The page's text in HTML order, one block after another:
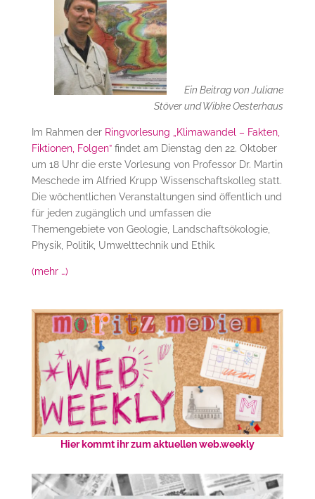
Ein Beitrag von Juliane
Stöver und Wibke Oesterhaus
Im Rahmen der Ringvorlesung „Klimawandel – Fakten,
Fiktionen, Folgen” findet am Dienstag den 22. Oktober
um 18 Uhr die erste Vorlesung von Professor Dr. Martin
Meschede im Alfried Krupp Wissenschaftskolleg statt.
Die wöchentlichen Veranstaltungen sind öffentlich und
für jeden zugänglich und umfassen die
Themengebiete von Geologie, Landschaftsökologie,
Physik, Politik, Umwelttechnik und Ethik.
(mehr …)
Hier kommt ihr zum aktuellen web.weekly